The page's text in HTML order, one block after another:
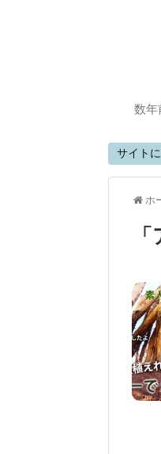
数年
サイト
ホ
「